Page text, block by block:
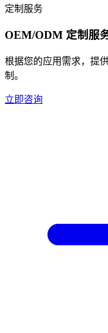
定制服务
OEM/ODM 定制服
根据您的应用需求，提
制。
立即咨询